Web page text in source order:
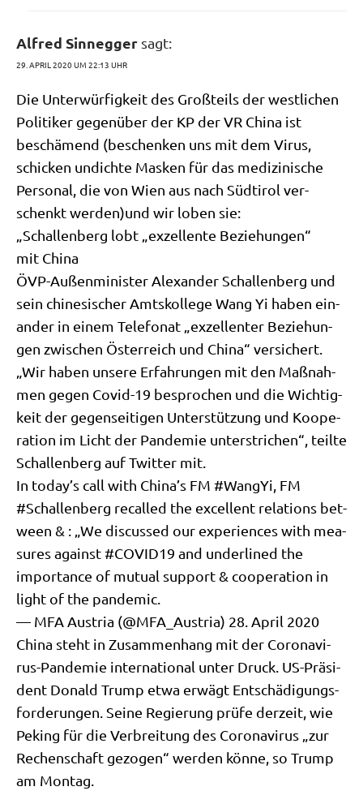
Alfred Sinnegger sagt:
29. APRIL 2020 UM 22:13 UHR
Die Unter­wür­fig­keit des Groß­teils der west­li­chen
Poli­ti­ker gegen­über der KP der VR Chi­na ist
beschä­mend (beschen­ken uns mit dem Virus,
schicken undich­te Mas­ken für das medi­zi­ni­sche
Per­so­nal, die von Wien aus nach Süd­ti­rol ver­
schenkt werden)und wir loben sie:
„Schal­len­berg lobt „exzel­len­te Bezie­hun­gen“
mit China
ÖVP-Außen­mi­ni­ster Alex­an­der Schal­len­berg und
sein chi­ne­si­scher Amts­kol­le­ge Wang Yi haben ein­
an­der in einem Tele­fo­nat „exzel­len­ter Bezie­hun­
gen zwi­schen Öster­reich und Chi­na“ ver­si­chert.
„Wir haben unse­re Erfah­run­gen mit den Maß­nah­
men gegen Covid-19 bespro­chen und die Wich­tig­
keit der gegen­sei­ti­gen Unter­stüt­zung und Koope­
ra­ti­on im Licht der Pan­de­mie unter­stri­chen“, teil­te
Schal­len­berg auf Twit­ter mit.
In today’s call with China’s FM #Wan­gYi, FM
#Schal­len­berg recal­led the excel­lent rela­ti­ons bet­
ween & : „We dis­cus­sed our expe­ri­en­ces with mea­
su­res against #COVID19 and under­lined the
importance of mutu­al sup­port & coope­ra­ti­on in
light of the pandemic.
— MFA Austria (@MFA_Austria) 28. April 2020
Chi­na steht in Zusam­men­hang mit der Coro­na­vi­
rus-Pan­de­mie inter­na­tio­nal unter Druck. US-Prä­si­
dent Donald Trump etwa erwägt Ent­schä­di­gungs­
for­de­run­gen. Sei­ne Regie­rung prü­fe der­zeit, wie
Peking für die Ver­brei­tung des Coro­na­vi­rus „zur
Rechen­schaft gezo­gen“ wer­den kön­ne, so Trump
am Montag.